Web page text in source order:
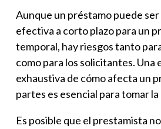
Aunque un préstamo puede
efectiva a corto plazo para un
temporal, hay riesgos tanto
como para los solicitantes. Una
exhaustiva de cómo afecta un
partes es esencial para tomar
Es posible que el prestamista